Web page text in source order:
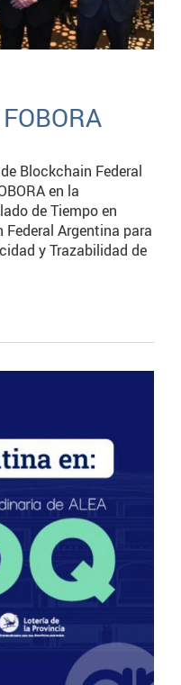
Blockchain Federal
en la
de Tiempo en
Argentina para
y Trazabilidad de